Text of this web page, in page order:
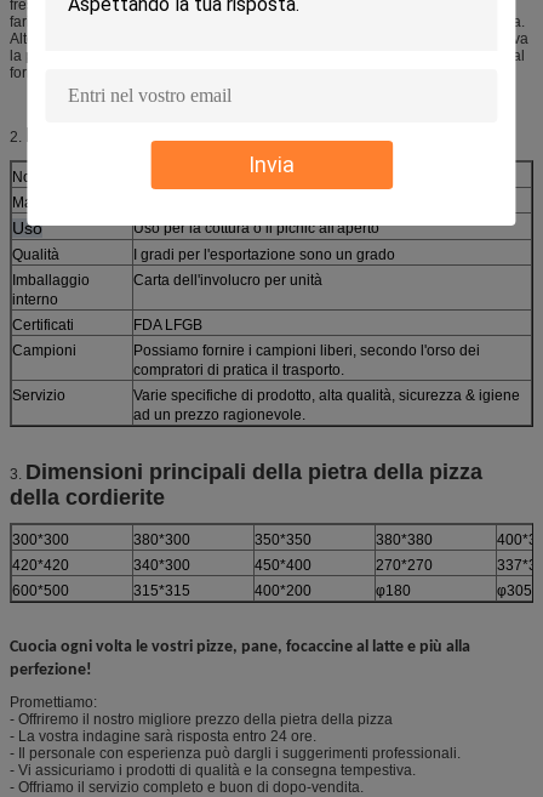
Invia
fresca, una spatola piana del metallo o una buccia della pizza spolverata con
farina di mais funziona bene per alimento di trasferimento alla pietra di cottura.
Alternativamente, indossando un guanto mezzo del forno o un guanto, rimuova
la pietra calda dal forno, disponga la pizza sulla pietra e restituisca entrambi al
forno o alla griglia.
2. Dettagli
Nome di prodotto
Materiale
Uso
Uso per la cottura o il picnic all'aperto
Qualità
I gradi per l'esportazione sono un grado
Imballaggio
interno
Carta dell'involucro per unità
Certificati
FDA LFGB
Campioni
Possiamo fornire i campioni liberi, secondo l'orso dei
compratori di pratica il trasporto.
Servizio
Varie specifiche di prodotto, alta qualità, sicurezza & igiene
ad un prezzo ragionevole.
3. Dimensioni principali della pietra della pizza
della cordierite
300*300 380*300 350*350 380*380
420*420
340*300 450*400 270*270
600*500
315*315 400*200 φ180 φ305
Cuocia ogni volta le vostri pizze, pane, focaccine al latte e più alla
perfezione!
Promettiamo:
- Offriremo il nostro migliore prezzo della pietra della pizza
- La vostra indagine sarà risposta entro 24 ore.
- Il personale con esperienza può dargli i suggerimenti professionali.
- Vi assicuriamo i prodotti di qualità e la consegna tempestiva.
- Offriamo il servizio completo e buon di dopo-vendita.